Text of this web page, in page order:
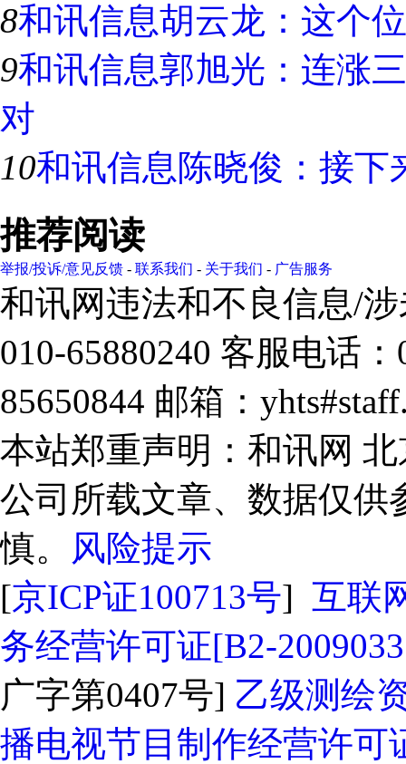
8和讯信息胡云龙：这个
9和讯信息郭旭光：连涨
对
10和讯信息陈晓俊：接下
推荐阅读
举报/投诉/意见反馈 - 联系我们 - 关于我们 - 广告服务
和讯网违法和不良信息/
010-65880240 客服电话
85650844 邮箱：
本站郑重声明：和讯网
公司所载文章、数据仅供
慎。
风险提示
[京ICP证100713号] 互联
务经营许可证[B2-
广字第0407号] 乙级测绘
播电视节目制作经营许可